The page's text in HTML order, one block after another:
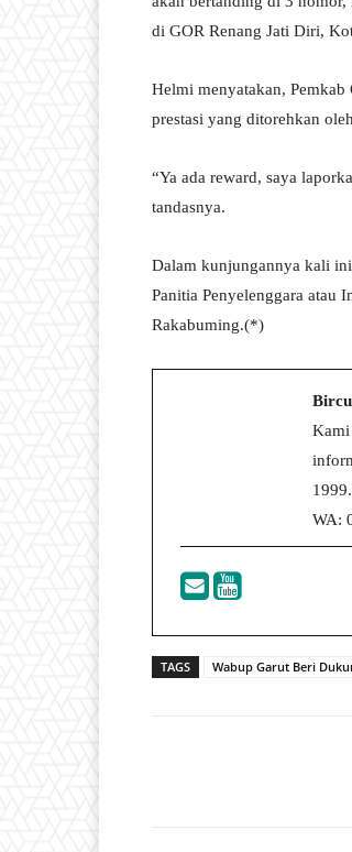
di GOR Renang Jati Diri,
Helmi menyatakan, Pemkab
prestasi yang ditorehkan
“Ya ada reward, saya
tandasnya.
Dalam kunjungannya kali
Panitia Penyelenggara atau
Rakabuming.(*)
Kami
WA:
TAGS Wabup Garut Beri